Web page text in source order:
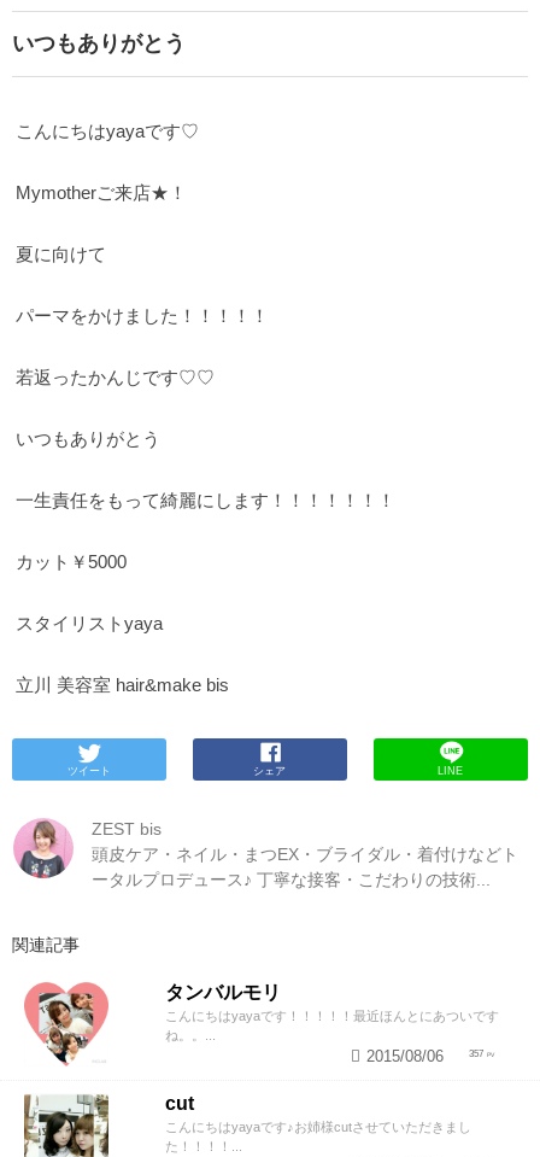
いつもありがとう
こんにちはyayaです♡
Mymotherご来店★！
夏に向けて
パーマをかけました！！！！！
若返ったかんじです♡♡
いつもありがとう
一生責任をもって綺麗にします！！！！！！！
カット￥5000
スタイリストyaya
立川 美容室 hair&make bis
ツイート シェア LINE
ZEST bis
頭皮ケア・ネイル・まつEX・ブライダル・着付けなどト
ータルプロデュース♪ 丁寧な接客・こだわりの技術...
関連記事
タンバルモリ
こんにちはyayaです！！！！！最近ほんとにあついです
ね。。...
357
2015/08/06
cut
こんにちはyayaです♪お姉様cutさせていただきまし
た！！！！...